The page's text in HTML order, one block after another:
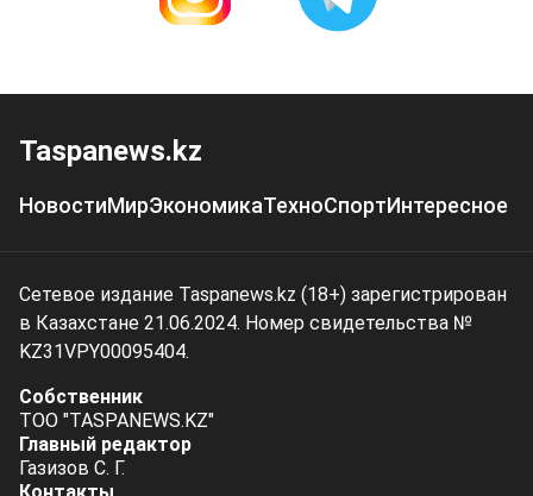
Taspanews.kz
НовостиМирЭкономикаТехноСпортИнтересное
Сетевое издание Taspanews.kz (18+) зарегистрирован
в Казахстане 21.06.2024. Номер свидетельства №
KZ31VPY00095404.
Собственник
ТОО "TASPANEWS.KZ"
Главный редактор
Газизов С. Г.